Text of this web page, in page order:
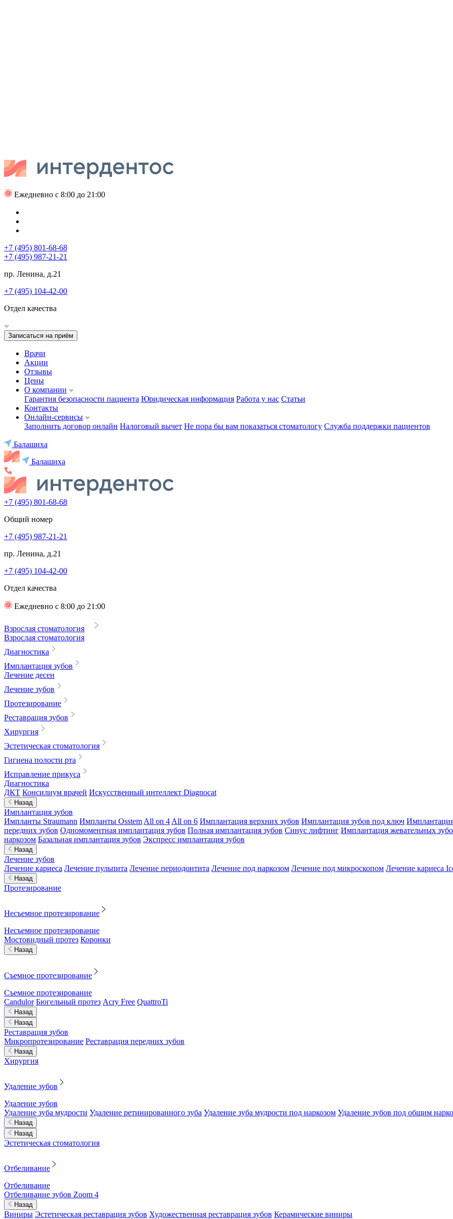
Ежедневно с 8:00 до 21:00
+7 (495) 801-68-68
+7 (495) 987-21-21
пр. Ленина, д.21
+7 (495) 104-42-00
Отдел качества
Записаться на приём
Врачи
Акции
Отзывы
Цены
О компании
Гарантия безопасности пациента Юридическая информация Работа у нас Статьи
Контакты
Онлайн-сервисы
Заполнить договор онлайн Налоговый вычет Не пора бы вам показаться стоматологу Служба поддержки пациентов
Балашиха
Балашиха
+7 (495) 801-68-68
Общий номер
+7 (495) 987-21-21
пр. Ленина, д.21
+7 (495) 104-42-00
Отдел качества
Ежедневно с 8:00 до 21:00
Взрослая стоматология
Взрослая стоматология
Диагностика
Имплантация зубов
Лечение десен
Лечение зубов
Протезирование
Реставрация зубов
Хирургия
Эстетическая стоматология
Гигиена полости рта
Исправление прикуса
Диагностика
ДКТ Консилиум врачей Искусственный интеллект Diagnocat
Назад
Имплантация зубов
Импланты Straumann Импланты Osstem All on 4 All on 6 Имплантация верхних зубов Имплантация зубов под ключ
передних зубов Одномоментная имплантация зубов Полная имплантация зубов Синус лифтинг Имплантация жевательных
наркозом Базальная имплантация зубов Экспресс имплантация зубов
Назад
Лечение зубов
Лечение кариеса Лечение пульпита Лечение периодонтита Лечение под наркозом Лечение под микроскопом Лечение кариеса
Назад
Протезирование
Несъемное протезирование
Несъемное протезирование
Мостовидный протез Коронки
Назад
Съемное протезирование
Съемное протезирование
Candulor Бюгельный протез Acry Free QuattroTi
Назад
Назад
Реставрация зубов
Микропротезирование Реставрация передних зубов
Назад
Хирургия
Удаление зубов
Удаление зубов
Удаление зуба мудрости Удаление ретинированного зуба Удаление зуба мудрости под наркозом Удаление зубов под общим
Назад
Назад
Эстетическая стоматология
Отбеливание
Отбеливание
Отбеливание зубов Zoom 4
Назад
Виниры Эстетическая реставрация зубов Художественная реставрация зубов Керамические виниры